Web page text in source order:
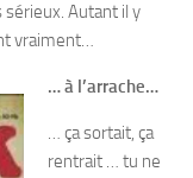
sérieux. Autant il y
vraiment…
… à l’arrache…
… ça sortait, ça
rentrait … tu ne